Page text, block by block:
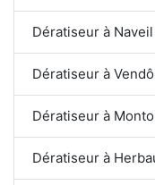
Dératiseur à Naveil
Dératiseur à
Dératiseur à
Dératiseur à